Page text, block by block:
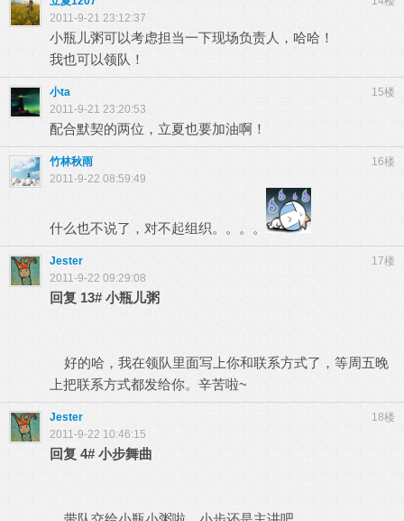
2011-9-21 23:12:37
小瓶儿粥可以考虑担当一下现场负责人，哈哈！
我也可以领队！
15楼
小ta
2011-9-21 23:20:53
配合默契的两位，立夏也要加油啊！
16楼
竹林秋雨
2011-9-22 08:59:49
什么也不说了，对不起组织。。。。
17楼
Jester
2011-9-22 09:29:08
回复 13# 小瓶儿粥
好的哈，我在领队里面写上你和联系方式了，等周五晚
上把联系方式都发给你。辛苦啦~
18楼
Jester
2011-9-22 10:46:15
回复 4# 小步舞曲